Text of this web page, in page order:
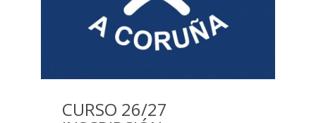
CURSO 26/27